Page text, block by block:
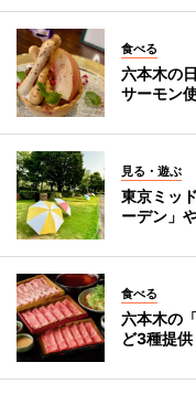
食べる
六本木の
サーモン
見る・遊ぶ
東京ミッ
ーデン」
食べる
六本木の
ど3種提供